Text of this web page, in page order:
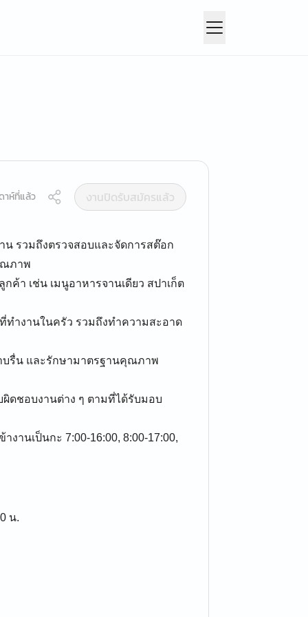
าห์ที่แล้ว งานปิดรับสมัครแล้ว
น รวมถึงตรวจสอบและจัดการสต๊อก
ณภาพ
ค้า เช่น เมนูอาหารจานเดียว สปาเก็ต
ำงานในครัว รวมถึงทำความสะอาด
บรื่น และรักษามาตรฐานคุณภาพ
ดชอบงานต่าง ๆ ตามที่ได้รับมอบ
งานเป็นกะ 7:00-16:00, 8:00-17:00,
น.